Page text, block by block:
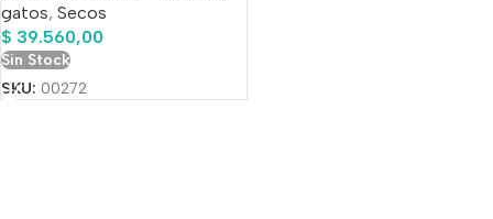
gatos, Secos
$ 39.560,00
Sin Stock
SKU: 00272